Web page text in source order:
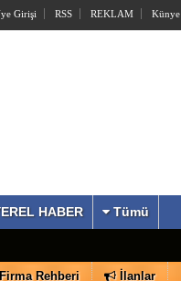
Girişi RSS REKLAM Künye
HABER Tümü
Firma Rehberi İlanlar
Bir Sihirli Ev Masalı
Avni KURU